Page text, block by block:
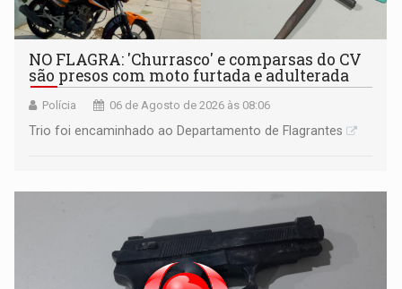
NO FLAGRA: 'Churrasco' e comparsas do CV
são presos com moto furtada e adulterada
Polícia 06 de Agosto de 2026 às 08:06
Trio foi encaminhado ao Departamento de Flagrantes